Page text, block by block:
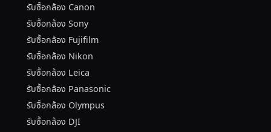
รับซื้อกล้อง Canon
รับซื้อกล้อง Sony
รับซื้อกล้อง Fujifilm
รับซื้อกล้อง Nikon
รับซื้อกล้อง Leica
รับซื้อกล้อง Panasonic
รับซื้อกล้อง Olympus
รับซื้อกล้อง DJI